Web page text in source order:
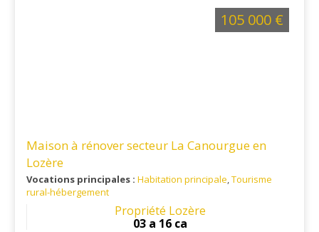
Maison à rénover secteur La Canourgue en
Lozère
Vocations principales : Habitation principale,Tourisme
rural-hébergement
Propriété Lozère
03 a 16 ca
105 000 €